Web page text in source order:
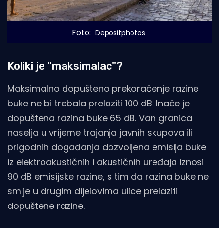
Foto: Depositphotos
Koliki je "maksimalac"?
Maksimalno dopušteno prekoračenje razine
buke ne bi trebala prelaziti 100 dB. Inače je
dopuštena razina buke 65 dB. Van granica
naselja u vrijeme trajanja javnih skupova ili
prigodnih događanja dozvoljena emisija buke
iz elektroakustičnih i akustičnih uređaja iznosi
90 dB emisijske razine, s tim da razina buke ne
smije u drugim dijelovima ulice prelaziti
dopuštene razine.